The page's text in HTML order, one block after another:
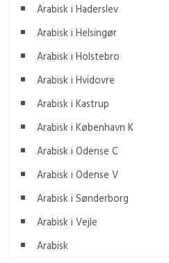
Arabisk i Haderslev
Arabisk i Helsingør
Arabisk i Holstebro
Arabisk i Hvidovre
Arabisk i Kastrup
Arabisk i København K
Arabisk i Odense C
Arabisk i Odense V
Arabisk i Sønderborg
Arabisk i Vejle
Arabisk